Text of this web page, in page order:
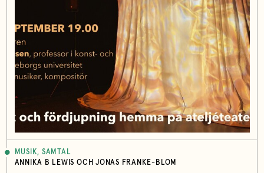
MUSIK, SAMTAL
ANNIKA B LEWIS OCH JONAS FRANKE-BLOM